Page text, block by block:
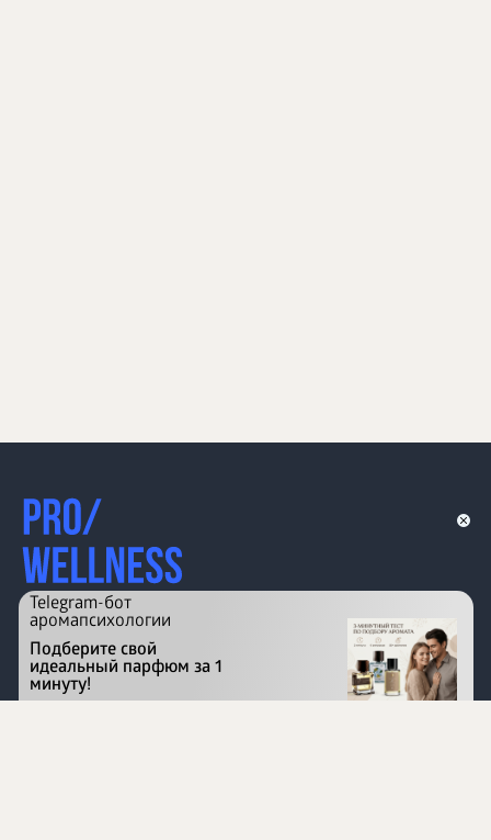
Перейти на сайт
Telegram-бот
аромапсихологии
Подберите свой
идеальный парфюм за 1
минуту!